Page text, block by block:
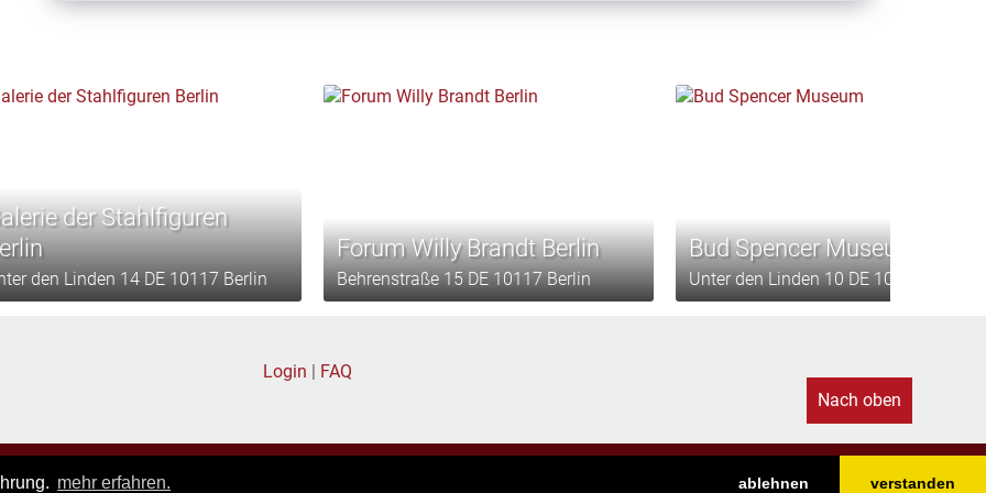
mehr erfahren. ablehnen verstanden
der Stahlfiguren
den Linden 14 DE 10117 Berlin
Forum Willy Brandt Berlin
Behrenstraße 15 DE 10117 Berlin
Bud Spencer Museum
Unter den Linden 10 DE 10117 Berlin
Login | FAQ
|Datenschutz
Nach oben